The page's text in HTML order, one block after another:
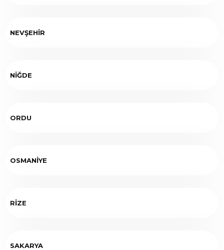
NEVŞEHİR
NİĞDE
ORDU
OSMANİYE
RİZE
SAKARYA